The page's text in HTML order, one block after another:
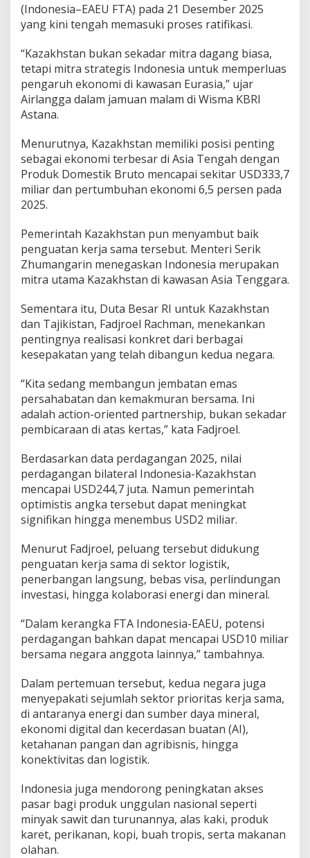
(Indonesia–EAEU FTA) pada 21 Desember 2025
yang kini tengah memasuki proses ratifikasi.
“Kazakhstan bukan sekadar mitra dagang biasa,
tetapi mitra strategis Indonesia untuk memperluas
pengaruh ekonomi di kawasan Eurasia,” ujar
Airlangga dalam jamuan malam di Wisma KBRI
Astana.
Menurutnya, Kazakhstan memiliki posisi penting
sebagai ekonomi terbesar di Asia Tengah dengan
Produk Domestik Bruto mencapai sekitar USD333,7
miliar dan pertumbuhan ekonomi 6,5 persen pada
2025.
Pemerintah Kazakhstan pun menyambut baik
penguatan kerja sama tersebut. Menteri Serik
Zhumangarin menegaskan Indonesia merupakan
mitra utama Kazakhstan di kawasan Asia Tenggara.
Sementara itu, Duta Besar RI untuk Kazakhstan
dan Tajikistan, Fadjroel Rachman, menekankan
pentingnya realisasi konkret dari berbagai
kesepakatan yang telah dibangun kedua negara.
“Kita sedang membangun jembatan emas
persahabatan dan kemakmuran bersama. Ini
adalah action-oriented partnership, bukan sekadar
pembicaraan di atas kertas,” kata Fadjroel.
Berdasarkan data perdagangan 2025, nilai
perdagangan bilateral Indonesia-Kazakhstan
mencapai USD244,7 juta. Namun pemerintah
optimistis angka tersebut dapat meningkat
signifikan hingga menembus USD2 miliar.
Menurut Fadjroel, peluang tersebut didukung
penguatan kerja sama di sektor logistik,
penerbangan langsung, bebas visa, perlindungan
investasi, hingga kolaborasi energi dan mineral.
“Dalam kerangka FTA Indonesia-EAEU, potensi
perdagangan bahkan dapat mencapai USD10 miliar
bersama negara anggota lainnya,” tambahnya.
Dalam pertemuan tersebut, kedua negara juga
menyepakati sejumlah sektor prioritas kerja sama,
di antaranya energi dan sumber daya mineral,
ekonomi digital dan kecerdasan buatan (AI),
ketahanan pangan dan agribisnis, hingga
konektivitas dan logistik.
Indonesia juga mendorong peningkatan akses
pasar bagi produk unggulan nasional seperti
minyak sawit dan turunannya, alas kaki, produk
karet, perikanan, kopi, buah tropis, serta makanan
olahan.